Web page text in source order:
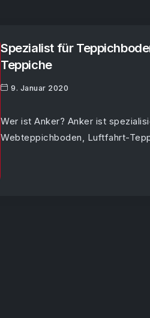
Spezialist für
Teppiche
9. Januar 2020
Wer ist Anker? Anker ist
Webteppichboden, Luftfahrt-